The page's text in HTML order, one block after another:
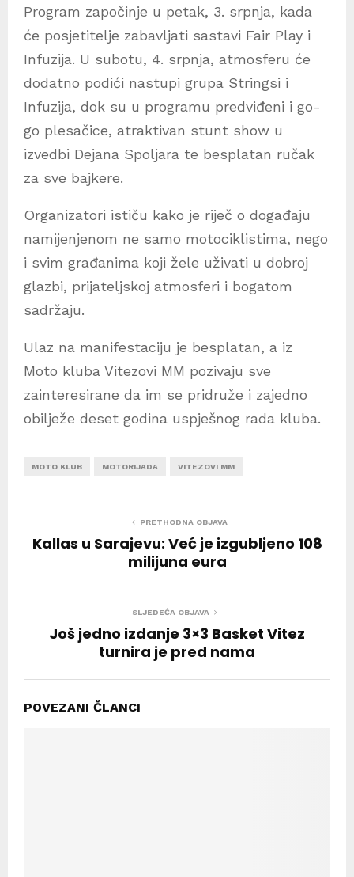
Program započinje u petak, 3. srpnja, kada
će posjetitelje zabavljati sastavi Fair Play i
Infuzija. U subotu, 4. srpnja, atmosferu će
dodatno podići nastupi grupa Stringsi i
Infuzija, dok su u programu predviđeni i go-
go plesačice, atraktivan stunt show u
izvedbi Dejana Spoljara te besplatan ručak
za sve bajkere.
Organizatori ističu kako je riječ o događaju
namijenjenom ne samo motociklistima, nego
i svim građanima koji žele uživati u dobroj
glazbi, prijateljskoj atmosferi i bogatom
sadržaju.
Ulaz na manifestaciju je besplatan, a iz
Moto kluba Vitezovi MM pozivaju sve
zainteresirane da im se pridruže i zajedno
obilježe deset godina uspješnog rada kluba.
MOTO KLUB MOTORIJADA VITEZOVI MM
PRETHODNA OBJAVA
Kallas u Sarajevu: Već je izgubljeno 108
milijuna eura
SLJEDEĆA OBJAVA
Još jedno izdanje 3×3 Basket Vitez
turnira je pred nama
POVEZANI ČLANCI